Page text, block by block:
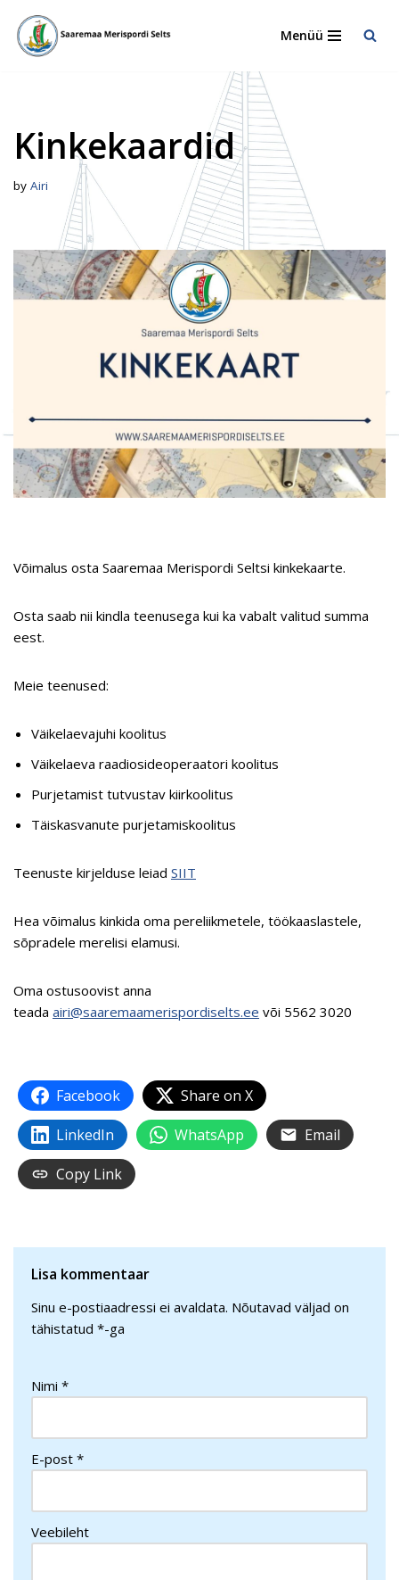
Skip
Menüü
Kinkekaardid
by Airi
Võimalus osta Saaremaa Merispordi Seltsi kinkekaarte.
Osta saab nii kindla teenusega kui ka vabalt valitud summa
eest.
Meie teenused:
Väikelaevajuhi koolitus
Väikelaeva raadiosideoperaatori koolitus
Purjetamist tutvustav kiirkoolitus
Täiskasvanute purjetamiskoolitus
Teenuste kirjelduse leiad SIIT
Hea võimalus kinkida oma pereliikmetele, töökaaslastele,
sõpradele merelisi elamusi.
Oma ostusoovist anna
teada airi@saaremaamerispordiselts.ee või 5562 3020
Facebook
Share on X
LinkedIn
WhatsApp
Email
Copy Link
Lisa kommentaar
Sinu e-postiaadressi ei avaldata. Nõutavad väljad on
tähistatud *-ga
Nimi *
E-post *
Veebileht